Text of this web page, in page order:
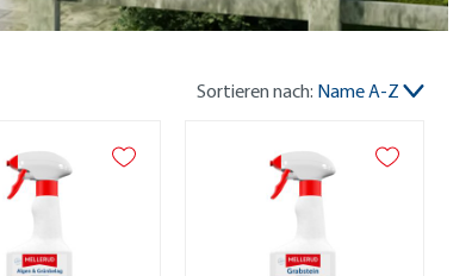
Sortieren nach: Name A-Z